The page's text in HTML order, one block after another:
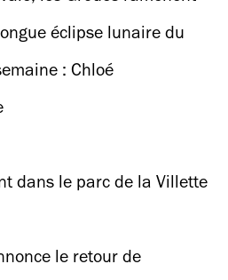
éclipse lunaire du
: Chloé
visage du sans gluten
dans le parc de la Villette
le retour de